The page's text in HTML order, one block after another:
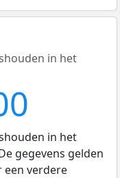
in het
in het
gegevens gelden
een verdere